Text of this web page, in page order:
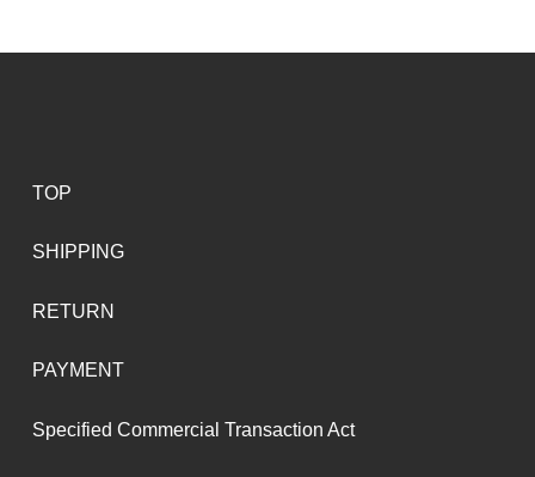
TOP
SHIPPING
RETURN
PAYMENT
Specified Commercial Transaction Act